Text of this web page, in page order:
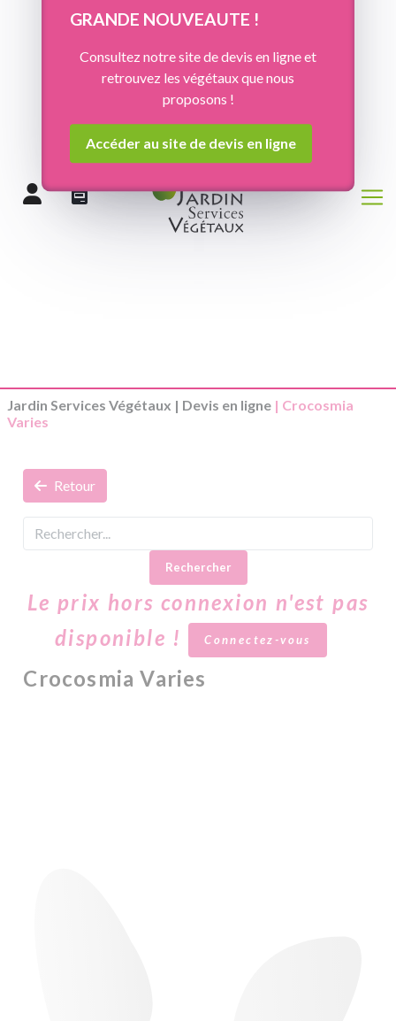
GRANDE NOUVEAUTE !
Consultez notre site de devis en ligne et
retrouvez les végétaux que nous
proposons !
Accéder au site de devis en ligne
Jardin Services Végétaux | Devis en ligne | Crocosmia
Varies
Retour
Rechercher
Le prix hors connexion n'est pas
disponible !
Connectez-vous
Crocosmia Varies
Panneau de gestion des cookies